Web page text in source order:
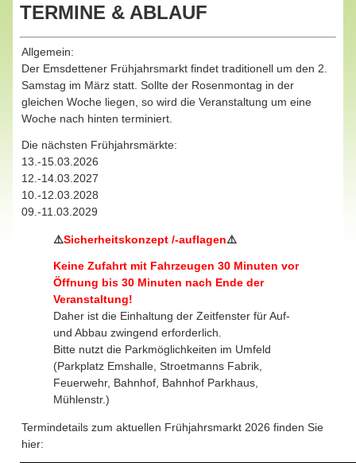
TERMINE & ABLAUF
Allgemein:
Der Emsdettener Frühjahrsmarkt findet traditionell um den 2.
Samstag im März statt. Sollte der Rosenmontag in der
gleichen Woche liegen, so wird die Veranstaltung um eine
Woche nach hinten terminiert.
Die nächsten Frühjahrsmärkte:
13.-15.03.2026
12.-14.03.2027
10.-12.03.2028
09.-11.03.2029
⚠️Sicherheitskonzept /-auflagen⚠️
Keine Zufahrt mit Fahrzeugen 30 Minuten vor
Öffnung bis 30 Minuten nach Ende der
Veranstaltung!
Daher ist die Einhaltung der Zeitfenster für Auf-
und Abbau zwingend erforderlich.
Bitte nutzt die Parkmöglichkeiten im Umfeld
(Parkplatz Emshalle, Stroetmanns Fabrik,
Feuerwehr, Bahnhof, Bahnhof Parkhaus,
Mühlenstr.)
Termindetails zum aktuellen Frühjahrsmarkt 2026 finden Sie
hier: